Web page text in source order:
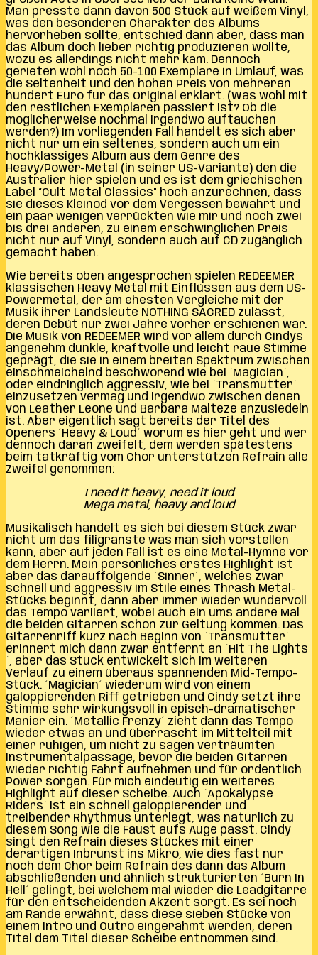
Man presste dann davon 500 Stück auf weißem Vinyl,
was den besonderen Charakter des Albums
hervorheben sollte, entschied dann aber, dass man
das Album doch lieber richtig produzieren wollte,
wozu es allerdings nicht mehr kam. Dennoch
gerieten wohl noch 50-100 Exemplare in Umlauf, was
die Seltenheit und den hohen Preis von mehreren
hundert Euro für das Original erklärt. (Was wohl mit
den restlichen Exemplaren passiert ist? Ob die
möglicherweise nochmal irgendwo auftauchen
werden?) Im vorliegenden Fall handelt es sich aber
nicht nur um ein seltenes, sondern auch um ein
hochklassiges Album aus dem Genre des
Heavy/Power-Metal (in seiner US-Variante) den die
Australier hier spielen und es ist dem griechischen
Label “Cult Metal Classics” hoch anzurechnen, dass
sie dieses Kleinod vor dem Vergessen bewahrt und
ein paar wenigen verrückten wie mir und noch zwei
bis drei anderen, zu einem erschwinglichen Preis
nicht nur auf Vinyl, sondern auch auf CD zugänglich
gemacht haben.
Wie bereits oben angesprochen spielen REDEEMER
klassischen Heavy Metal mit Einflüssen aus dem US-
Powermetal, der am ehesten Vergleiche mit der
Musik ihrer Landsleute NOTHING SACRED zulässt,
deren Debüt nur zwei Jahre vorher erschienen war.
Die Musik von REDEEMER wird vor allem durch Cindys
angenehm dunkle, kraftvolle und leicht raue Stimme
geprägt, die sie in einem breiten Spektrum zwischen
einschmeichelnd beschwörend wie bei ´Magician´,
oder eindringlich aggressiv, wie bei ´Transmutter´
einzusetzen vermag und irgendwo zwischen denen
von Leather Leone und Barbara Malteze anzusiedeln
ist. Aber eigentlich sagt bereits der Titel des
Openers ´Heavy & Loud´ worum es hier geht und wer
dennoch daran zweifelt, dem werden spätestens
beim tatkräftig vom Chor unterstützen Refrain alle
Zweifel genommen:
I need it heavy, need it loud
Mega metal, heavy and loud
Musikalisch handelt es sich bei diesem Stück zwar
nicht um das filigranste was man sich vorstellen
kann, aber auf jeden Fall ist es eine Metal-Hymne vor
dem Herrn. Mein persönliches erstes Highlight ist
aber das darauffolgende ´Sinner´, welches zwar
schnell und aggressiv im Stile eines Thrash Metal-
Stücks beginnt, dann aber immer wieder wundervoll
das Tempo variiert, wobei auch ein ums andere Mal
die beiden Gitarren schön zur Geltung kommen. Das
Gitarrenriff kurz nach Beginn von ´Transmutter´
erinnert mich dann zwar entfernt an ´Hit The Lights
´, aber das Stück entwickelt sich im weiteren
Verlauf zu einem überaus spannenden Mid-Tempo-
Stück. ´Magician´ wiederum wird von einem
galoppierenden Riff getrieben und Cindy setzt ihre
Stimme sehr wirkungsvoll in episch-dramatischer
Manier ein. ´Metallic Frenzy´ zieht dann das Tempo
wieder etwas an und überrascht im Mittelteil mit
einer ruhigen, um nicht zu sagen verträumten
Instrumentalpassage, bevor die beiden Gitarren
wieder richtig Fahrt aufnehmen und für ordentlich
Power sorgen. Für mich eindeutig ein weiteres
Highlight auf dieser Scheibe. Auch ´Apokalypse
Riders´ ist ein schnell galoppierender und
treibender Rhythmus unterlegt, was natürlich zu
diesem Song wie die Faust aufs Auge passt. Cindy
singt den Refrain dieses Stückes mit einer
derartigen Inbrunst ins Mikro, wie dies fast nur
noch dem Chor beim Refrain des dann das Album
abschließenden und ähnlich strukturierten ´Burn In
Hell´ gelingt, bei welchem mal wieder die Leadgitarre
für den entscheidenden Akzent sorgt. Es sei noch
am Rande erwähnt, dass diese sieben Stücke von
einem Intro und Outro eingerahmt werden, deren
Titel dem Titel dieser Scheibe entnommen sind.